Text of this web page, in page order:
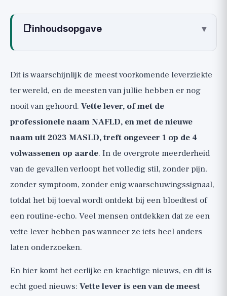
📑inhoudsopgave ▾
Waarom is dit belangrijk? Niet alleen een
kwestie van de lever
insulineresistentie en suiker
hefboom van allemaal
🟢 Snijd suiker, fructose en ultrabewerkt
voedsel weg
🟢 Lichaamsbeweging, ook zonder
gewichtsverlies
Dit is waarschijnlijk de meest voorkomende leverziekte
ter wereld, en de meesten van jullie hebben er nog
nooit van gehoord. Vette lever, of met de
professionele naam NAFLD, en met de nieuwe
naam uit 2023 MASLD, treft ongeveer 1 op de 4
volwassenen op aarde. In de overgrote meerderheid
van de gevallen verloopt het volledig stil, zonder pijn,
zonder symptoom, zonder enig waarschuwingssignaal,
totdat het bij toeval wordt ontdekt bij een bloedtest of
een routine-echo. Veel mensen ontdekken dat ze een
vette lever hebben pas wanneer ze iets heel anders
laten onderzoeken.
En hier komt het eerlijke en krachtige nieuws, en dit is
echt goed nieuws: Vette lever is een van de meest